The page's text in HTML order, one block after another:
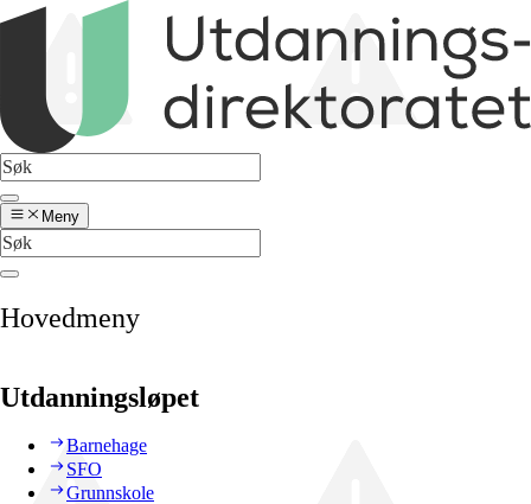
Meny
Hovedmeny
Utdanningsløpet
Barnehage
SFO
Grunnskole